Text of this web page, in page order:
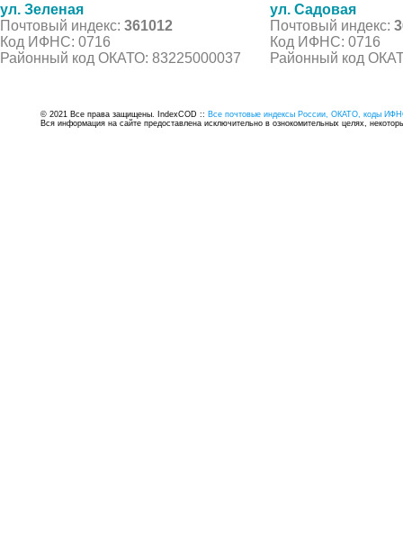
ул. Зеленая
Почтовый индекс: 361012
Код ИФНС: 0716
Районный код ОКАТО: 83225000037
ул. Садовая
Почтовый индекс:
Код ИФНС: 0716
Районный код
© 2021 Все права защищены. IndexCOD :: Все почтовые индексы России, ОКАТО, коды
Вся информация на сайте предоставлена исключительно в ознокомительных целях,